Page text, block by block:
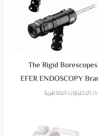
The Rigid
EFER ENDOSCOPY